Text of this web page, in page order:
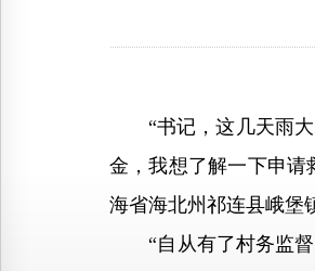
“书记，这几天雨大
金，我想了解一下申
海省海北州祁连县峨堡
“自从有了村务监督